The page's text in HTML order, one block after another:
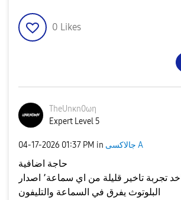
0 Likes
TheUnκn0ωη
Expert Level 5
‎04-17-2026 01:37 PM in جالاكسى A
حاجة اضافية
ان عشان تاخد تجربة تاخير قليلة من اي سماعة٬ اصدار
البلوتوث يفرق في السماعة والتليفون